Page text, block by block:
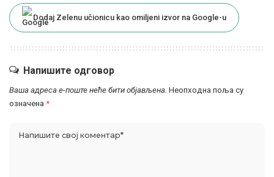
Dodaj Zelenu učionicu kao omiljeni izvor na Google-u
Напишите одговор
Ваша адреса е-поште неће бити објављена. Неопходна поља су
означена *